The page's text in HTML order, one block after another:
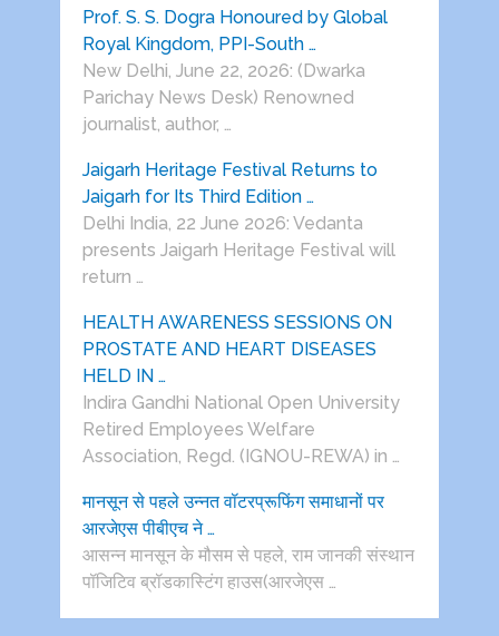
Prof. S. S. Dogra Honoured by Global
Royal Kingdom, PPI-South …
New Delhi, June 22, 2026: (Dwarka
Parichay News Desk) Renowned
journalist, author, …
Jaigarh Heritage Festival Returns to
Jaigarh for Its Third Edition …
Delhi India, 22 June 2026: Vedanta
presents Jaigarh Heritage Festival will
return …
HEALTH AWARENESS SESSIONS ON
PROSTATE AND HEART DISEASES
HELD IN …
Indira Gandhi National Open University
Retired Employees Welfare
Association, Regd. (IGNOU-REWA) in …
मानसून से पहले उन्नत वॉटरप्रूफिंग समाधानों पर
आरजेएस पीबीएच ने …
आसन्न मानसून के मौसम से पहले, राम जानकी संस्थान
पॉजिटिव ब्रॉडकास्टिंग हाउस(आरजेएस …